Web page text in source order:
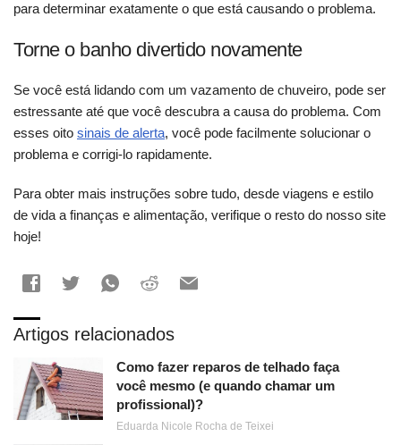
para determinar exatamente o que está causando o problema.
Torne o banho divertido novamente
Se você está lidando com um vazamento de chuveiro, pode ser
estressante até que você descubra a causa do problema. Com
esses oito sinais de alerta, você pode facilmente solucionar o
problema e corrigi-lo rapidamente.
Para obter mais instruções sobre tudo, desde viagens e estilo
de vida a finanças e alimentação, verifique o resto do nosso site
hoje!
Artigos relacionados
Como fazer reparos de telhado faça
você mesmo (e quando chamar um
profissional)?
Eduarda Nicole Rocha de Teixei